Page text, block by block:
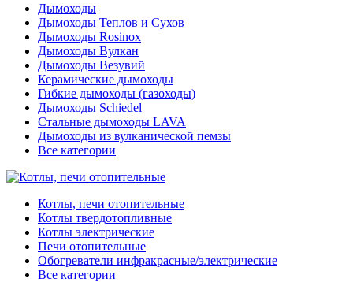
Дымоходы
Дымоходы Теплов и Сухов
Дымоходы Rosinox
Дымоходы Вулкан
Дымоходы Везувий
Керамические дымоходы
Гибкие дымоходы (газоходы)
Дымоходы Schiedel
Стальные дымоходы LAVA
Дымоходы из вулканической пемзы
Все категории
Котлы, печи отопительные
Котлы твердотопливные
Котлы электрические
Печи отопительные
Обогреватели инфракрасные/электрические
Все категории